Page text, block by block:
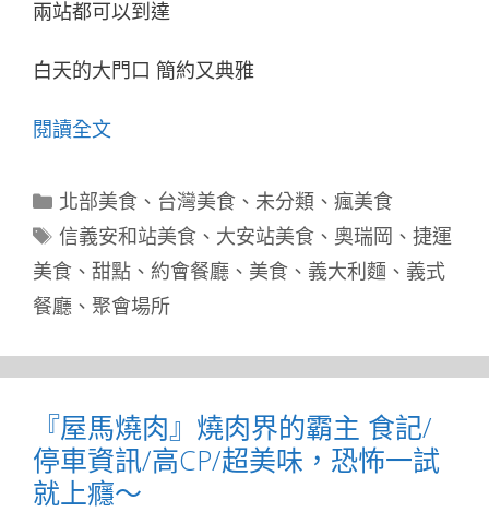
兩站都可以到達
白天的大門口 簡約又典雅
閱讀全文
分
類
北部美食、 台灣美食、 未分類、 瘋美食
標
籤
信義安和站美食、 大安站美食、 奧瑞岡 、 捷運
美食 、 甜點 、 約會餐廳 、 美食 、 義大利麵 、 義式
餐廳 、 聚會場所
『屋馬燒肉』燒肉界的霸主 食記/
停車資訊/高CP/超美味，恐怖一試
就上癮～